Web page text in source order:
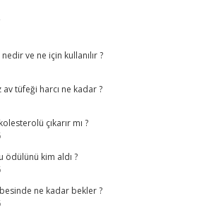
ve ne için kullanılır ?
av tüfeği harcı ne kadar ?
çıkarır mı ?
ödülünü kim aldı ?
ne kadar bekler ?